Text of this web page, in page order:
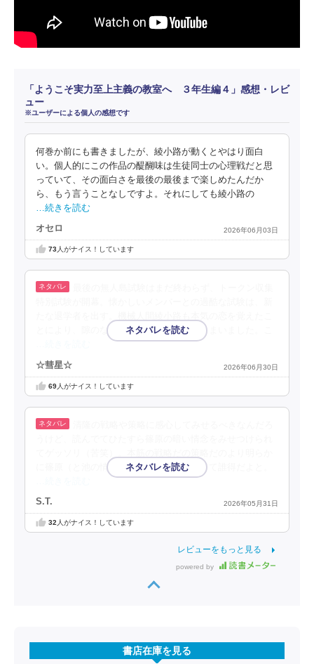
「ようこそ実力至上主義の教室へ ３年生編４」感想・レビ
ュー
※ユーザーによる個人の感想です
何巻か前にも書きましたが、綾小路が動くとやはり面白
い。個人的にこの作品の醍醐味は生徒同士の心理戦だと思
っていて、その面白さを最後の最後まで楽しめたんだか
ら、もう言うことなしですよ。それにしても綾小路の
…続きを読む
オセロ 2026年06月03日
73人がナイス！しています
とにより、隙のない最強ではなくなってしまいました。こ
☆彗星☆ 2026年06月30日
69人がナイス！しています
に篠原（と池の情けなさ）が悪目立ちしてて誰得だよと。
S.T. 2026年05月31日
32人がナイス！しています
レビューをもっと見る
powered by
書店在庫を見る